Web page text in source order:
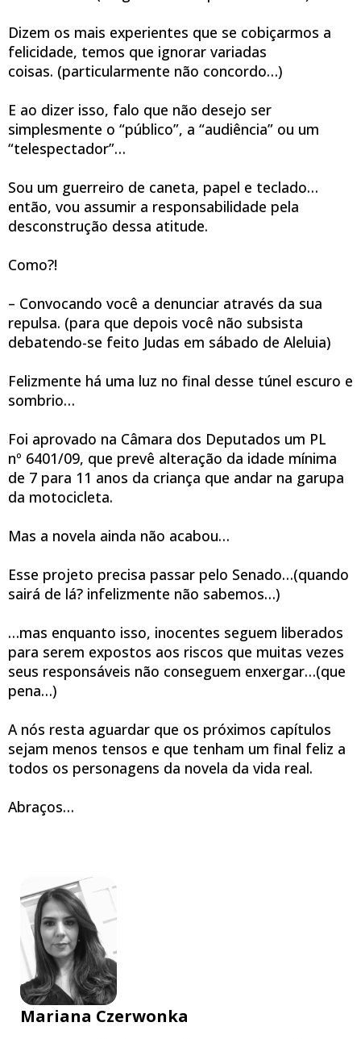
Dizem os mais experientes que se cobiçarmos a
felicidade, temos que ignorar variadas
coisas. (particularmente não concordo…)
E ao dizer isso, falo que não desejo ser
simplesmente o “público”, a “audiência” ou um
“telespectador”…
Sou um guerreiro de caneta, papel e teclado…
então, vou assumir a responsabilidade pela
desconstrução dessa atitude.
Como?!
– Convocando você a denunciar através da sua
repulsa. (para que depois você não subsista
debatendo-se feito Judas em sábado de Aleluia)
Felizmente há uma luz no final desse túnel escuro e
sombrio…
Foi aprovado na Câmara dos Deputados um PL
nº 6401/09, que prevê alteração da idade mínima
de 7 para 11 anos da criança que andar na garupa
da motocicleta.
Mas a novela ainda não acabou…
Esse projeto precisa passar pelo Senado…(quando
sairá de lá? infelizmente não sabemos…)
…mas enquanto isso, inocentes seguem liberados
para serem expostos aos riscos que muitas vezes
seus responsáveis não conseguem enxergar…(que
pena…)
A nós resta aguardar que os próximos capítulos
sejam menos tensos e que tenham um final feliz a
todos os personagens da novela da vida real.
Abraços…
Mariana Czerwonka